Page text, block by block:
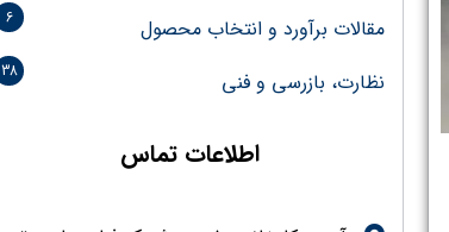
مقالات برآورد و انتخاب محصول 6
نظارت، بازرسی و فنی 38
اطلاعات تماس